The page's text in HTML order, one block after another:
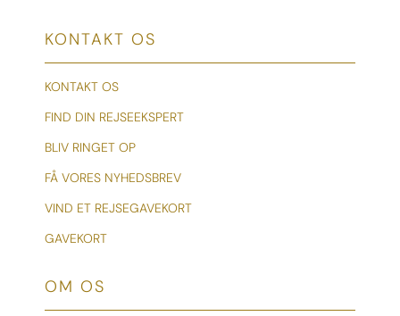
KONTAKT OS
KONTAKT OS
FIND DIN REJSEEKSPERT
BLIV RINGET OP
FÅ VORES NYHEDSBREV
VIND ET REJSEGAVEKORT
GAVEKORT
OM OS